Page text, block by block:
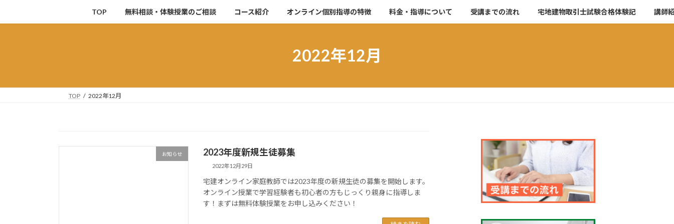
キ
に
TOP 無料相談・体験授業のご相談 コース紹介 オンライン個別指導の特徴 料金・指導について 受講までの流れ 宅地建物取引士試験合格体験記 講師
2022年12月
TOP 2022年12月
お知らせ 2023年度新規生徒募集
2022年12月29日
宅建オンライン家庭教師では2023年度の新規生徒の募集を開始します。
オンライン授業で学習経験者も初心者の方もじっくり親身に指導しま
す！まずは無料体験授業をお申し込みください！